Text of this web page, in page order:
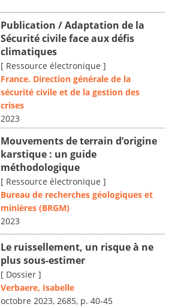
Publication / Adaptation de la
Sécurité civile face aux défis
climatiques
[ Ressource électronique ]
France. Direction générale de la
sécurité civile et de la gestion des
crises
2023
Mouvements de terrain d’origine
karstique : un guide
méthodologique
[ Ressource électronique ]
Bureau de recherches géologiques et
minières (BRGM)
2023
Le ruissellement, un risque à ne
plus sous-estimer
[ Dossier ]
Verbaere, Isabelle
octobre 2023, 2685, p. 40-45